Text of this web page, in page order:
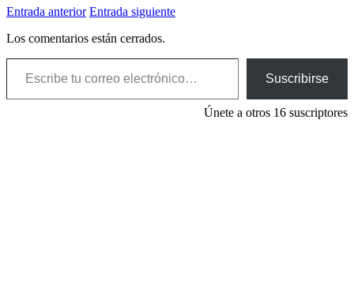
Entrada anterior Entrada siguiente
Los comentarios están cerrados.
Escribe tu correo electrónico…
Suscribirse
Únete a otros 16 suscriptores